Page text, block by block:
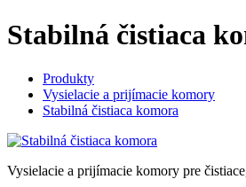
Stabilná čistiaca
Produkty
Vysielacie a prijímacie komory
Stabilná čistiaca komora
Vysielacie a prijímacie komory pre